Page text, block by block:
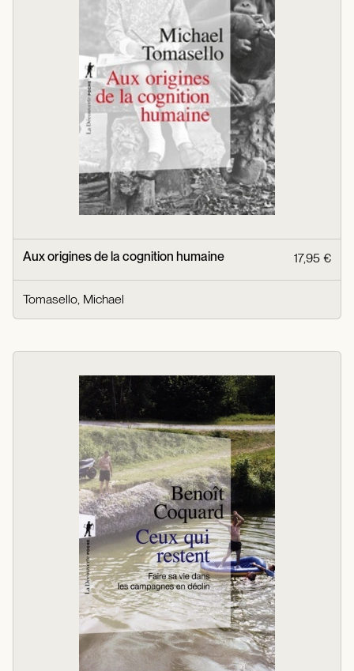
Aux origines de la cognition humaine 17,95 €
Tomasello, Michael